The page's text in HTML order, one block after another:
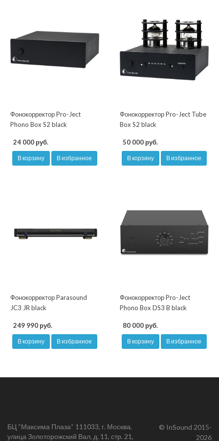
Фонокорректор Pro-Ject
Phono Box S2 black
24 000 руб.
В корзину В избранное
Фонокорректор Pro-Ject Tube
Box S2 black
50 000 руб.
В корзину В избранное
Фонокорректор Parasound
JC3 JR black
249 990 руб.
В корзину В избранное
Фонокорректор Pro-Ject
Phono Box DS3 B black
80 000 руб.
В корзину В избранное
БЦ “Максима Плаза“ 111033, г. Москва,
улица Золоторожский Вал, д. 11, стр. 21,
© InSound 2015-
2026